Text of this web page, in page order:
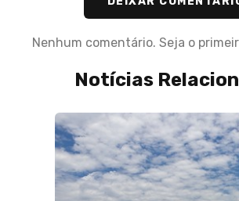
Nenhum comentário. Seja o
Notícias
28 de Maio de 2024
Moraes autoriza PF a
investigado por morte de